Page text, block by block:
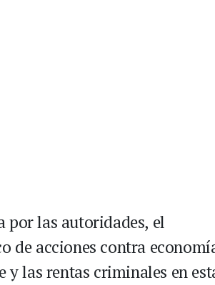
por las autoridades, el
de acciones contra
las rentas criminales en